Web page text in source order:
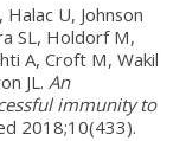
Halac U, Johnson
SL, Holdorf M,
A, Croft M, Wakil
JL. An
immunity to
2018;10(433).